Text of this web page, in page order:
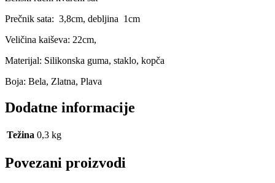
Prečnik sata: 3,8cm, debljina 1cm
Veličina kaiševa: 22cm,
Materijal: Silikonska guma, staklo, kopča
Boja: Bela, Zlatna, Plava
Dodatne informacije
Težina 0,3 kg
Povezani proizvodi